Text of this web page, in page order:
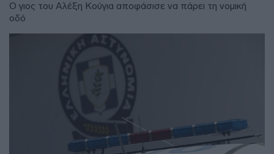
Ο γιος του Αλέξη Κούγια αποφάσισε να πάρει τη νομική
οδό